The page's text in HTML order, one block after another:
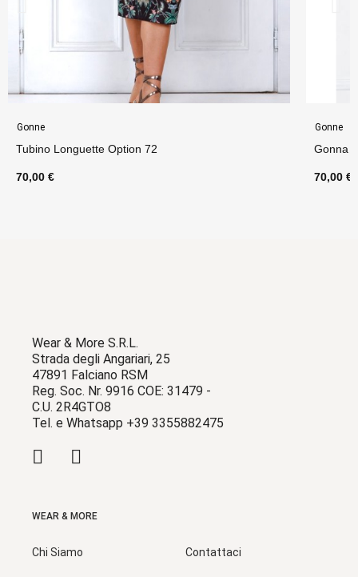
Gonne
Tubino Longuette Option 72
70,00 €
Gonne
Gonna
70,00 €
Wear & More S.R.L.
Strada degli Angariari, 25
47891 Falciano RSM
Reg. Soc. Nr. 9916 COE: 31479 -
C.U. 2R4GTO8
Tel. e Whatsapp +39 3355882475
WEAR & MORE
Chi Siamo Contattaci